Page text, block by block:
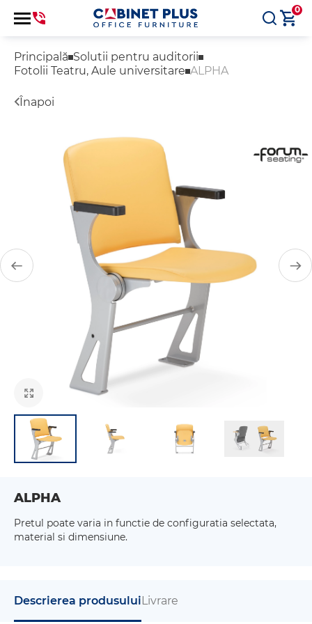
0
Principală Solutii pentru auditorii
Fotolii Teatru, Aule universitare ALPHA
Înapoi
ALPHA
Pretul poate varia in functie de configuratia selectata,
material si dimensiune.
Descrierea produsuluiLivrare